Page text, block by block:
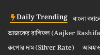
Daily Trending বাংলা
আজকের রাশিফল (Aajker
রুপোর দাম (Silver Rate)